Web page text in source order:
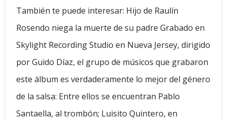
También te puede interesar: Hijo de Raulín
Rosendo niega la muerte de su padre Grabado en
Skylight Recording Studio en Nueva Jersey, dirigido
por Guido Díaz, el grupo de músicos que grabaron
este álbum es verdaderamente lo mejor del género
de la salsa: Entre ellos se encuentran Pablo
Santaella, al trombón; Luisito Quintero, en